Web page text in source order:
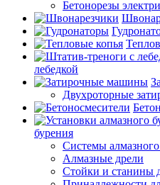
Бетонорезы
лебедкой
Двухроторные
бурения
Системы
Алмазные дрели
Стойки и станины